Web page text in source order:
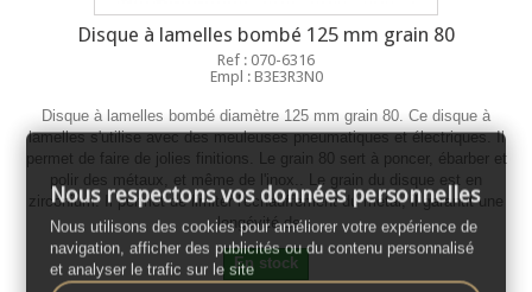
Disque à lamelles bombé 125 mm grain 80
Ref : 070-6316
Empl : B3E3R3N0
Disque à lamelles bombé diamètre 125 mm grain 80. Ce disque à
lamelles s'utilise avec des meuleuses pneumatiques et électriques. Il
permet de faire de jolies finitions. Le grain 80 sert à poncer, ébarber et
polir des métaux, et même de l'inox.. Le grain du disque est en
zirconium. Il permet de limiter l'échauffement du métal, il garantit une
longévité de...
En stock
Nous respectons vos données personnelles
Nous utilisons des cookies pour améliorer votre expérience de
navigation, afficher des publicités ou du contenu personnalisé
et analyser le trafic sur le site